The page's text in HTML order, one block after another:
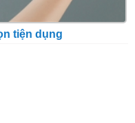
tiện dụng